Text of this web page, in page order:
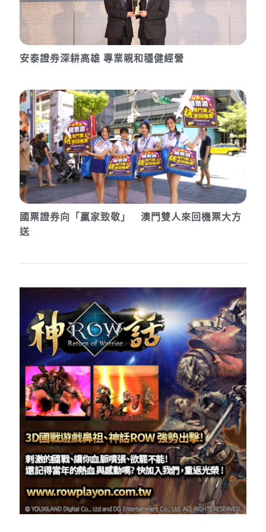
安泰證券深耕高雄 專業親和穩健經營
國票證券向「贏家致敬」 澳門雙人來回機票大方
送